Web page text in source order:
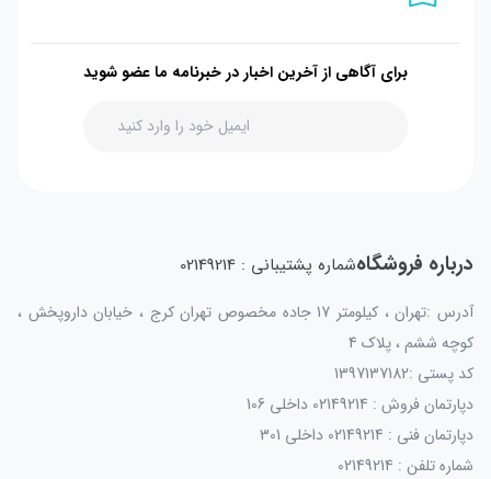
برای آگاهی از آخرین اخبار در خبرنامه ما عضو شوید
درباره فروشگاهشماره پشتیبانی : 02149214
آدرس :تهران ، کیلومتر 17 جاده مخصوص تهران کرج ، خیابان داروپخش ،
کوچه ششم ، پلاک 4
کد پستی :1397137182
دپارتمان فروش : 02149214 داخلی 106
دپارتمان فنی : 02149214 داخلی 301
شماره تلفن : 02149214